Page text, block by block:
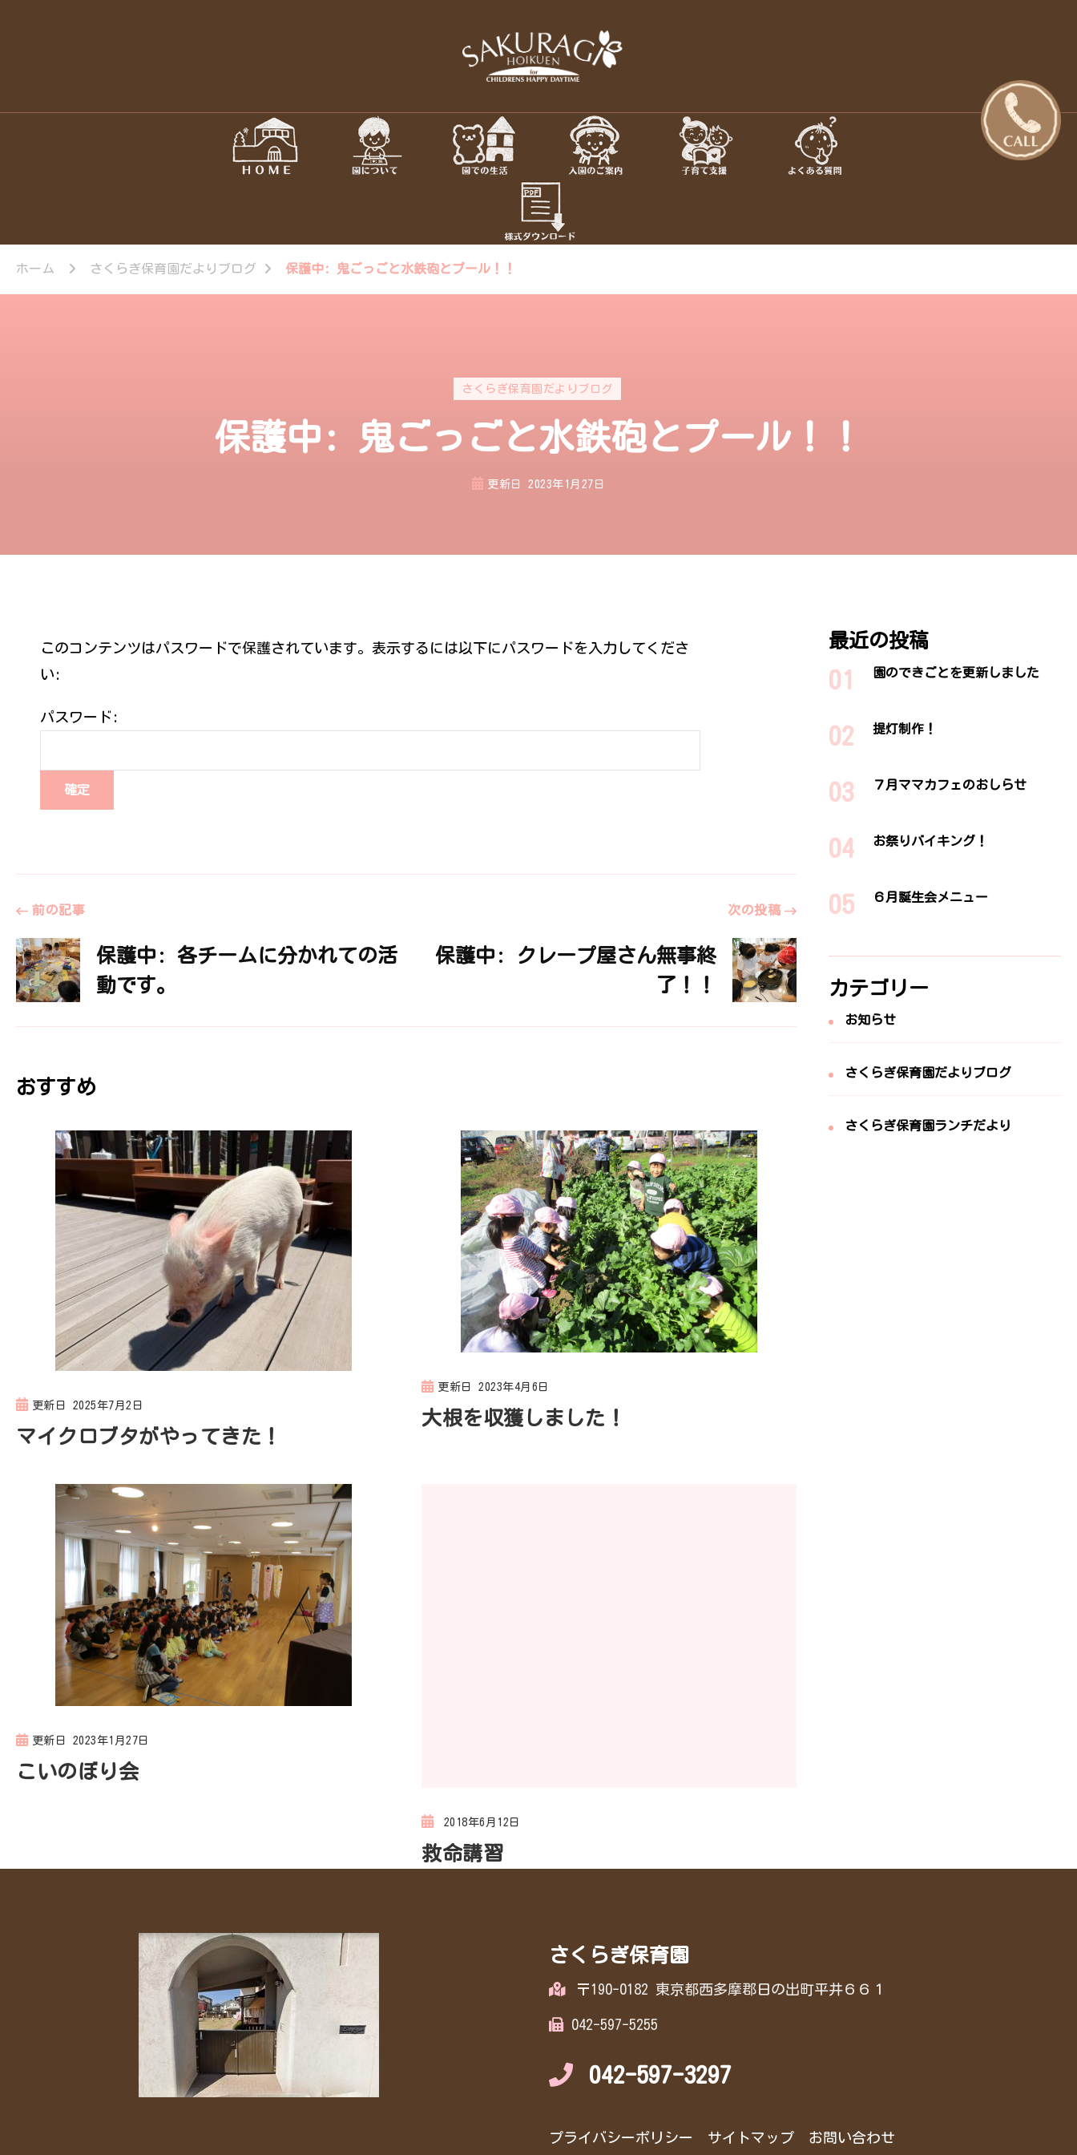
保育園・東京日の出町・あきる野市【さくらぎ
保育園】
さくらぎ保育園について · 園施設のご案内 · 保育目標 特長・特色 · 入園のご案内 · 未就園
児教室 · 園のいち日 · 年間行事 · さくらぎ保育園だより · さくらぎ保育園 。子ども達はも
ちろん私達大人も認められ、認め合う喜びを感じながら、 人と人が繋がって生きていく大切
さを伝えていきたいと思っています。
ホーム さくらぎ保育園だよりブログ 保護中: 鬼ごっごと水鉄砲とプール！！
さくらぎ保育園だよりブログ
保護中: 鬼ごっごと水鉄砲とプール！！
更新日2023年1月27日
このコンテンツはパスワードで保護されています。表示するには以下にパスワードを入力してくださ
い:
パスワード:
投
稿
ナ
ビ
前の記事
保護中: 各チームに分かれての活
動です。
次の投稿
保護中: クレープ屋さん無事終
了！！
おすすめ
更新日 2025年7月2日
マイクロブタがやってきた！
更新日2023年4月6日
大根を収獲しました！
更新日 2023年1月27日
こいのぼり会
2018年6月12日
救命講習
最近の投稿
園のできごとを更新しました
提灯制作！
７月ママカフェのおしらせ
お祭りバイキング！
６月誕生会メニュー
カテゴリー
お知らせ
さくらぎ保育園だよりブログ
さくらぎ保育園ランチだより
さくらぎ保育園
〒190-0182 東京都西多摩郡日の出町平井６６１
042-597-5255
042-597-3297
プライバシーポリシー サイトマップ お問い合わせ